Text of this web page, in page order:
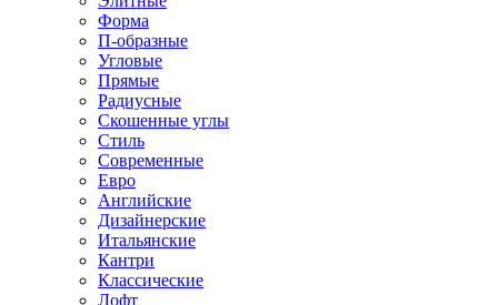
Форма
П-образные
Угловые
Прямые
Радиусные
Скошенные углы
Стиль
Современные
Евро
Английские
Дизайнерские
Итальянские
Кантри
Классические
Лофт